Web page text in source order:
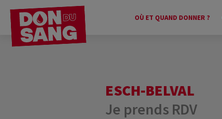
OÙ ET QUAND DONNER ?
ESCH-BELVAL
Je prends RDV